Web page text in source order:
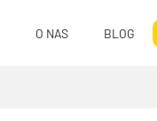
O NAS BLOG